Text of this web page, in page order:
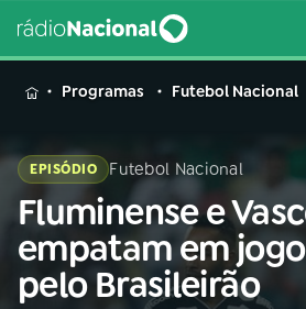
MENU
Buscar
na
Rádio
Nacional
Buscar
Programas Futebol Nacional
EPISÓDIO Futebol Nacional
Fluminense e
empatam em
pelo Brasileirão